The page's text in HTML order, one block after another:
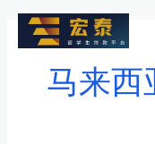
马来西